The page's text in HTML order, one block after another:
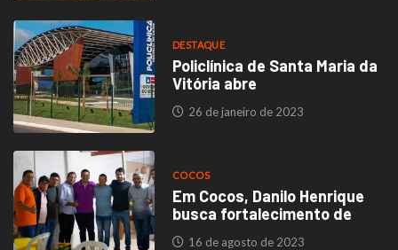
DESTAQUE
Policlínica de Santa Maria da
Vitória abre
26 de janeiro de 2023
COCOS
Em Cocos, Danilo Henrique
busca fortalecimento de
16 de agosto de 2023